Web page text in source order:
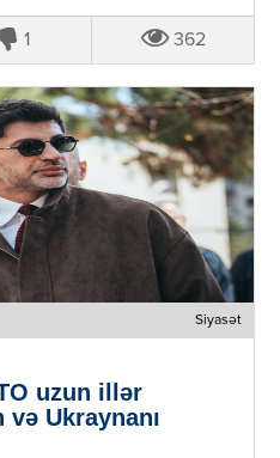
1 362
Siyasət
uzun illər
Ukraynanı